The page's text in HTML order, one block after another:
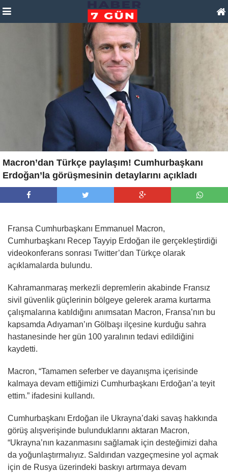
Macron’dan Türkçe paylaşım! Cumhurbaşkanı
Erdoğan’la görüşmesinin detaylarını açıkladı
Fransa Cumhurbaşkanı Emmanuel Macron,
Cumhurbaşkanı Recep Tayyip Erdoğan ile gerçekleştirdiği
videokonferans sonrası Twitter’dan Türkçe olarak
açıklamalarda bulundu.
Kahramanmaraş merkezli depremlerin akabinde Fransız
sivil güvenlik güçlerinin bölgeye gelerek arama kurtarma
çalışmalarına katıldığını anımsatan Macron, Fransa’nın bu
kapsamda Adıyaman’ın Gölbaşı ilçesine kurduğu sahra
hastanesinde her gün 100 yaralının tedavi edildiğini
kaydetti.
Macron, “Tamamen seferber ve dayanışma içerisinde
kalmaya devam ettiğimizi Cumhurbaşkanı Erdoğan’a teyit
ettim.” ifadesini kullandı.
Cumhurbaşkanı Erdoğan ile Ukrayna’daki savaş hakkında
görüş alışverişinde bulunduklarını aktaran Macron,
“Ukrayna’nın kazanmasını sağlamak için desteğimizi daha
da yoğunlaştırmalıyız. Saldırıdan vazgeçmesine yol açmak
için de Rusya üzerindeki baskıyı artırmaya devam